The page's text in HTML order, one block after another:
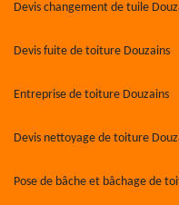
Devis changement de tuile
Devis fuite de toiture Douzains
Entreprise de toiture Douzains
Devis nettoyage de toiture
Pose de bâche et bâchage de